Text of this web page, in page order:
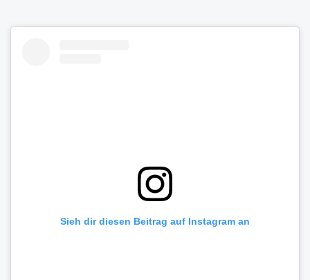
Sieh dir diesen Beitrag auf Instagram an